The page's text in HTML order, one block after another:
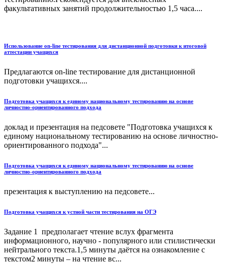
факультативных занятий продолжительностью 1,5 часа....
Использование on-line тестирования для дистанционной подготовки к итоговой
аттестации учащихся
Предлагаются on-line тестирование для дистанционной
подготовки учащихся....
Подготовка учащихся к единому национальному тестированию на основе
личностно-ориентированного подхода
доклад и презентация на педсовете "Подготовка учащихся к
единому национальному тестированию на основе личностно-
ориентированного подхода"...
Подготовка учащихся к единому национальному тестированию на основе
личностно-ориентированного подхода
презентация к выступлению на педсовете...
Подготовка учащихся к устной части тестирования на ОГЭ
Задание 1 предполагает чтение вслух фрагмента
информационного, научно - популярного или стилистически
нейтрального текста.1,5 минуты даётся на ознакомление с
текстом2 минуты – на чтение вс...